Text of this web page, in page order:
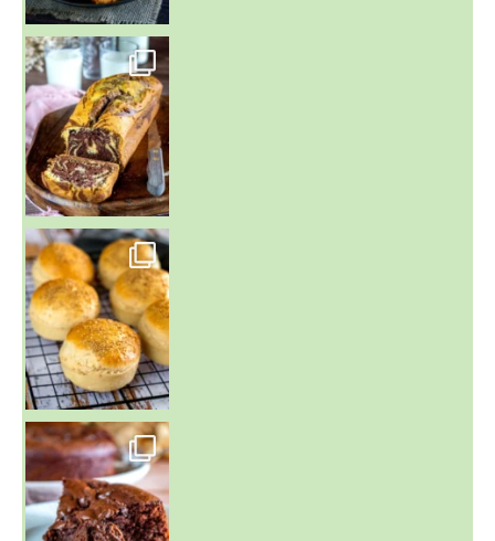
~ BUNS MAISON ~
Un peu de boulange par ici au
~ GÂTEAU FONDANT CHOCO NOISETTE ~
C'est lundi